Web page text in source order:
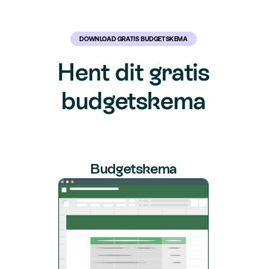
DOWNLOAD GRATIS BUDGETSKEMA
Hent dit gratis
budgetskema
Budgetskema